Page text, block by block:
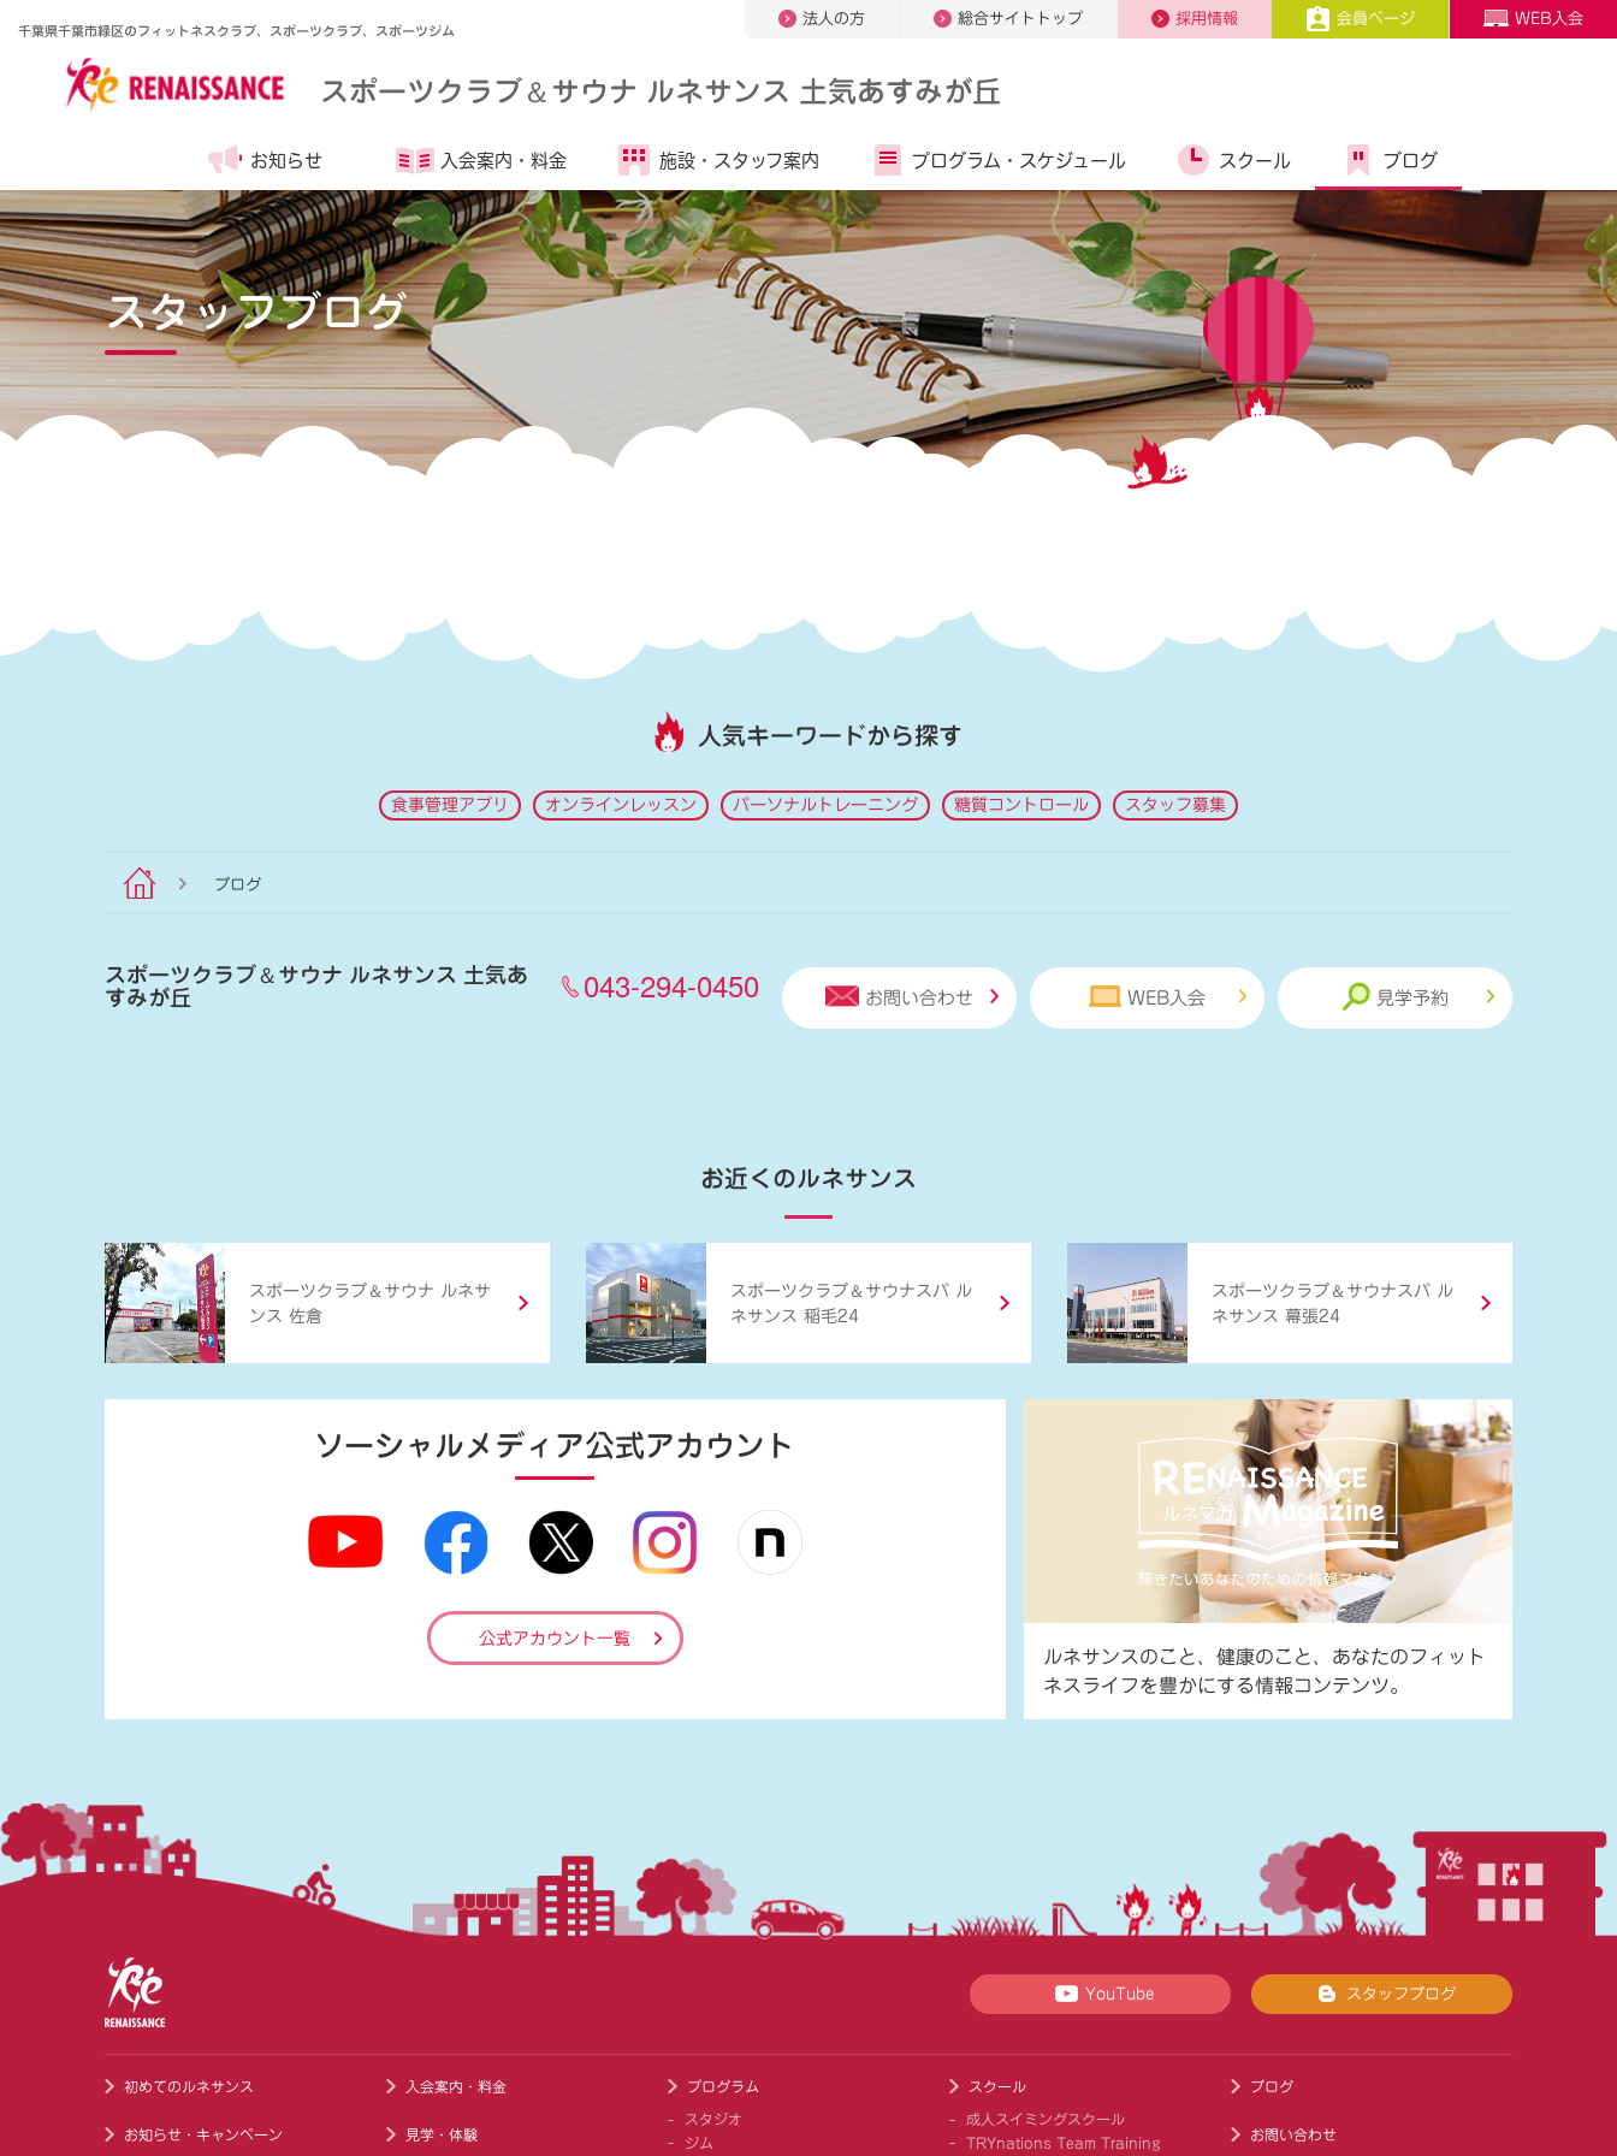
千葉県千葉市緑区のフィットネスクラブ、スポーツクラブ、スポーツジム
法人の方 総合サイトトップ 採用情報 会員ページ WEB入会
スポーツクラブ＆サウナ ルネサンス 土気あすみが丘
お知らせ 入会案内・ 料金 施設・ スタッフ案内 プログラム・ スケジュール スクール ブログ
スタッフブログ
人気キーワードから探す
食事管理アプリ オンラインレッスン パーソナルトレーニング 糖質コントロール スタッフ募集
ブログ
スポーツクラブ＆サウナ ルネサンス 土気あ
すみが丘 043-294-0450 お問い合わせ WEB入会 見学予約
お近くのルネサンス
スポーツクラブ ＆ サウナ ルネサ
ンス 佐倉
スポーツクラブ ＆ サウナスパ ル
ネサンス 稲毛24
スポーツクラブ ＆ サウナスパ ル
ネサンス 幕張24
ソーシャルメディア公式アカウント
公式アカウント一覧
ルネサンスのこと、健康のこと、あなたのフィット
ネスライフを豊かにする情報コンテンツ。
YouTube スタッフブログ
初めてのルネサンス
お知らせ・キャンペーン
入会案内・料金
見学・体験
プログラム
スタジオ
ジム
スクール
成人スイミングスクール
TRYnations Team Training
ブログ
お問い合わせ